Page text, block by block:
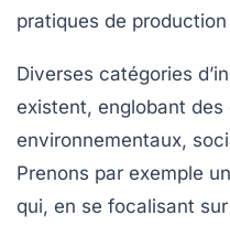
pratiques de
Diverses catégories
existent, englobant des
environnementaux,
Prenons par exemple
qui, en se focalisant